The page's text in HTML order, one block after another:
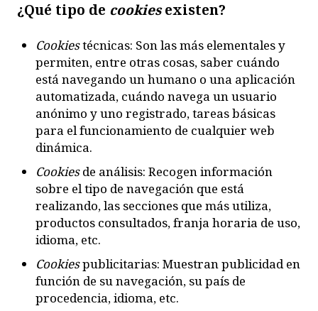
¿Qué tipo de cookiesexisten?
Cookiestécnicas: Son las más elementales y
permiten, entre otras cosas, saber cuándo
está navegando un humano o una aplicación
automatizada, cuándo navega un usuario
anónimo y uno registrado, tareas básicas
para el funcionamiento de cualquier web
dinámica.
Cookiesde análisis: Recogen información
sobre el tipo de navegación que está
realizando, las secciones que más utiliza,
productos consultados, franja horaria de uso,
idioma, etc.
Cookiespublicitarias: Muestran publicidad en
función de su navegación, su país de
procedencia, idioma, etc.